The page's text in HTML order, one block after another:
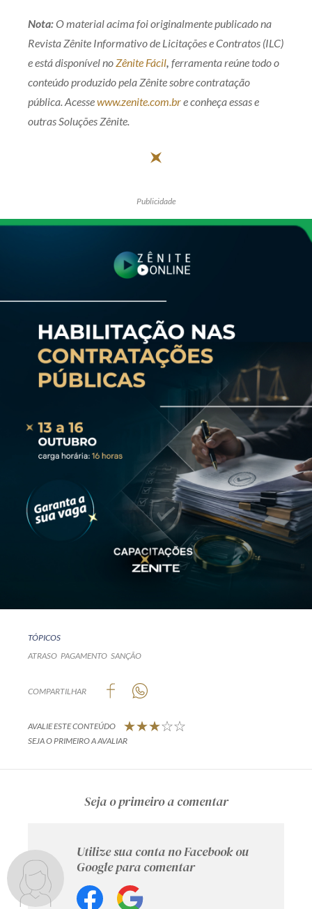
Nota:O material acima foi originalmente publicado na
Revista Zênite Informativo de Licitações e Contratos (ILC)
e está disponível noZênite Fácil, ferramenta reúne todo o
conteúdo produzido pela Zênite sobre contratação
pública. Acessewww.zenite.com.bre conheça essas e
outras Soluções Zênite.
Publicidade
TÓPICOS
ATRASO PAGAMENTO SANÇÃO
COMPARTILHAR
AVALIE ESTE CONTEÚDO
SEJA O PRIMEIRO A AVALIAR
Seja o primeiro a comentar
Utilize sua conta no Facebook ou
Google para comentar